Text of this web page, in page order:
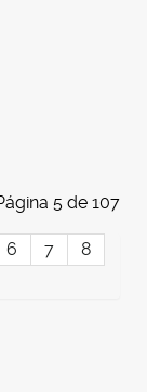
5 de 107
6 7
8